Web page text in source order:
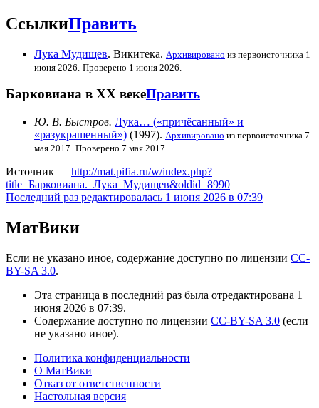
СсылкиПравить
Лука Мудищев. Викитека. Архивировано из первоисточника 1
июня 2026. Проверено 1 июня 2026.
Барковиана в XX векеПравить
Ю. В. Быстров. Лука… («причёсанный» и
«разукрашенный») (1997). Архивировано из первоисточника 7
мая 2017. Проверено 7 мая 2017.
Источник — http://mat.pifia.ru/w/index.php?
title=Барковиана._Лука_Мудищев&oldid=8990
Последний раз редактировалась 1 июня 2026 в 07:39
МатВики
Если не указано иное, содержание доступно по лицензии CC-
BY-SA 3.0.
Эта страница в последний раз была отредактирована 1
июня 2026 в 07:39.
Содержание доступно по лицензии CC-BY-SA 3.0 (если
не указано иное).
Политика конфиденциальности
О МатВики
Отказ от ответственности
Настольная версия